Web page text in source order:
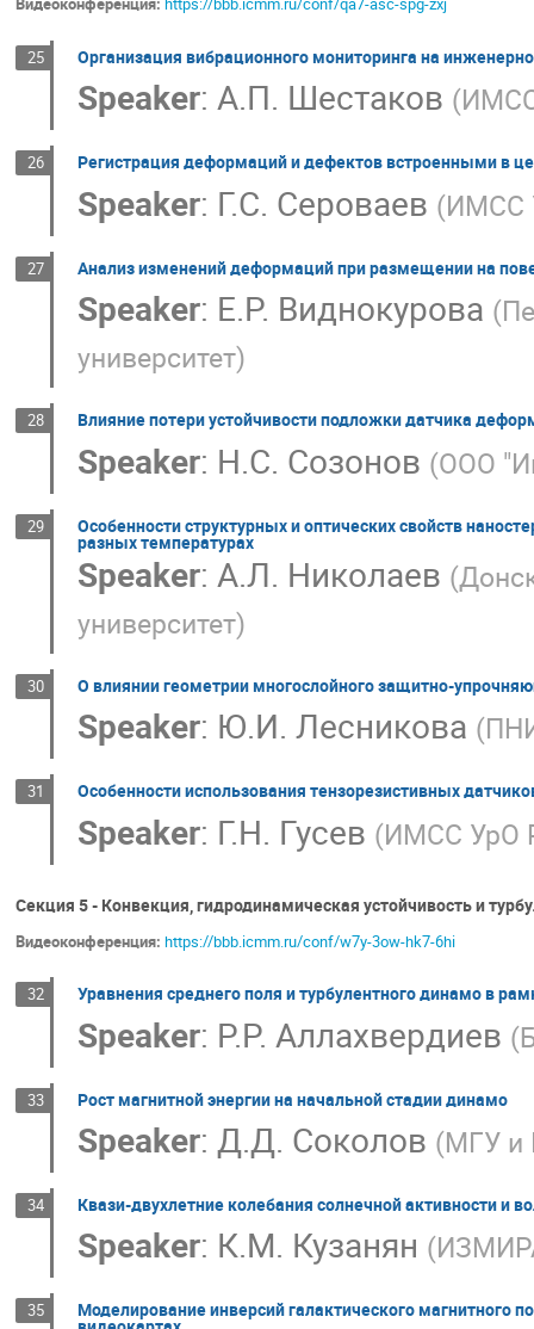
25 Организация вибрационного мониторинга на
Speaker: А.П. Шестаков (
26 Регистрация деформаций и дефектов встроенными в
Speaker: Г.С. Сероваев (ИМСС
27 Анализ изменений деформаций при размещении на
Speaker: Е.Р. Виднокурова (
университет)
28 Влияние потери устойчивости подложки датчика
Speaker: Н.С. Созонов (ООО
29 Особенности структурных и оптических свойств
разных температурах
Speaker: А.Л. Николаев (
университет)
30 О влиянии геометрии многослойного защитно-
Speaker: Ю.И. Лесникова (
31 Особенности использования тензорезистивных
Speaker: Г.Н. Гусев (ИМСС УрО
Секция 5 - Конвекция, гидродинамическая устойчивость и
Видеоконференция: https://bbb.icmm.ru/conf/w7y-3ow-hk7-6hi
32 Уравнения среднего поля и турбулентного динамо в
Speaker: Р.Р. Аллахвердиев (
33 Рост магнитной энергии на начальной стадии динамо
Speaker: Д.Д. Соколов (МГУ и
34 Квази-двухлетние колебания солнечной активности и
Speaker: К.М. Кузанян (
35 Моделирование инверсий галактического магнитного